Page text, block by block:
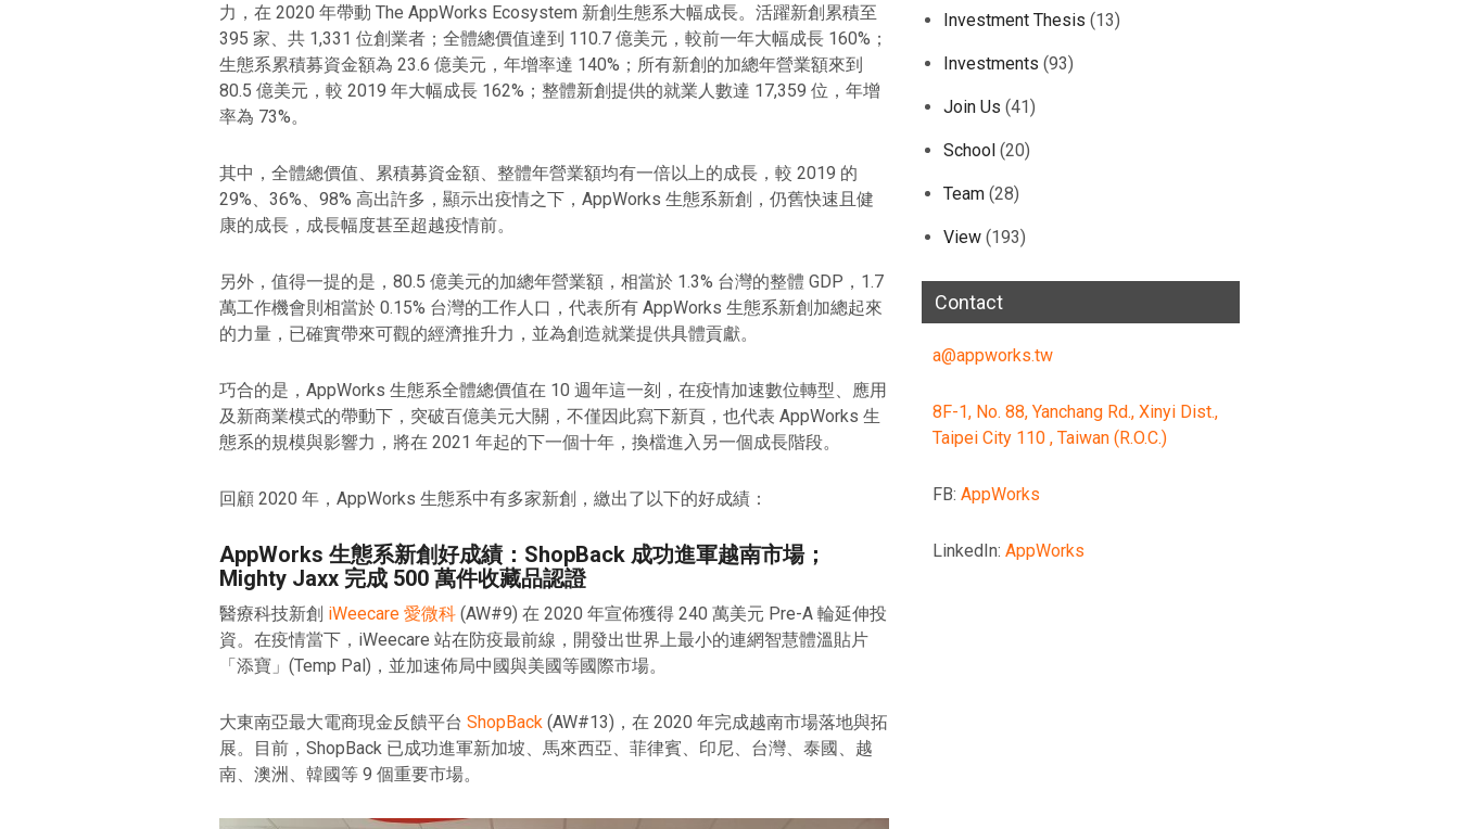
力，在 2020 年帶動 The AppWorks Ecosystem 新創生態系大幅成長。活躍新創累積至
395 家、共 1,331 位創業者；全體總價值達到 110.7 億美元，較前一年大幅成長 160%；
生態系累積募資金額為 23.6 億美元，年增率達 140%；所有新創的加總年營業額來到
80.5 億美元，較 2019 年大幅成長 162%；整體新創提供的就業人數達 17,359 位，年增
率為 73%。
其中，全體總價值、累積募資金額、整體年營業額均有一倍以上的成長，較 2019 的
29%、36%、98% 高出許多，顯示出疫情之下，AppWorks 生態系新創，仍舊快速且健
康的成長，成長幅度甚至超越疫情前。
另外，值得一提的是，80.5 億美元的加總年營業額，相當於 1.3% 台灣的整體 GDP，1.7
萬工作機會則相當於 0.15% 台灣的工作人口，代表所有 AppWorks 生態系新創加總起來
的力量，已確實帶來可觀的經濟推升力，並為創造就業提供具體貢獻。
巧合的是，AppWorks 生態系全體總價值在 10 週年這一刻，在疫情加速數位轉型、應用
及新商業模式的帶動下，突破百億美元大關，不僅因此寫下新頁，也代表 AppWorks 生
態系的規模與影響力，將在 2021 年起的下一個十年，換檔進入另一個成長階段。
回顧 2020 年，AppWorks 生態系中有多家新創，繳出了以下的好成績：
AppWorks 生態系新創好成績：ShopBack 成功進軍越南市場；
Mighty Jaxx 完成 500 萬件收藏品認證
醫療科技新創 iWeecare 愛微科 (AW#9) 在 2020 年宣佈獲得 240 萬美元 Pre-A 輪延伸投
資。在疫情當下，iWeecare 站在防疫最前線，開發出世界上最小的連網智慧體溫貼片
「添寶」(Temp Pal)，並加速佈局中國與美國等國際市場。
大東南亞最大電商現金反饋平台 ShopBack (AW#13)，在 2020 年完成越南市場落地與拓
展。目前，ShopBack 已成功進軍新加坡、馬來西亞、菲律賓、印尼、台灣、泰國、越
南、澳洲、韓國等 9 個重要市場。
Investment Thesis (13)
Investments (93)
Join Us (41)
School(20)
Team(28)
View(193)
Contact
a@appworks.tw
8F-1, No. 88, Yanchang Rd., Xinyi Dist.,
Taipei City 110 , Taiwan (R.O.C.)
FB: AppWorks
LinkedIn: AppWorks